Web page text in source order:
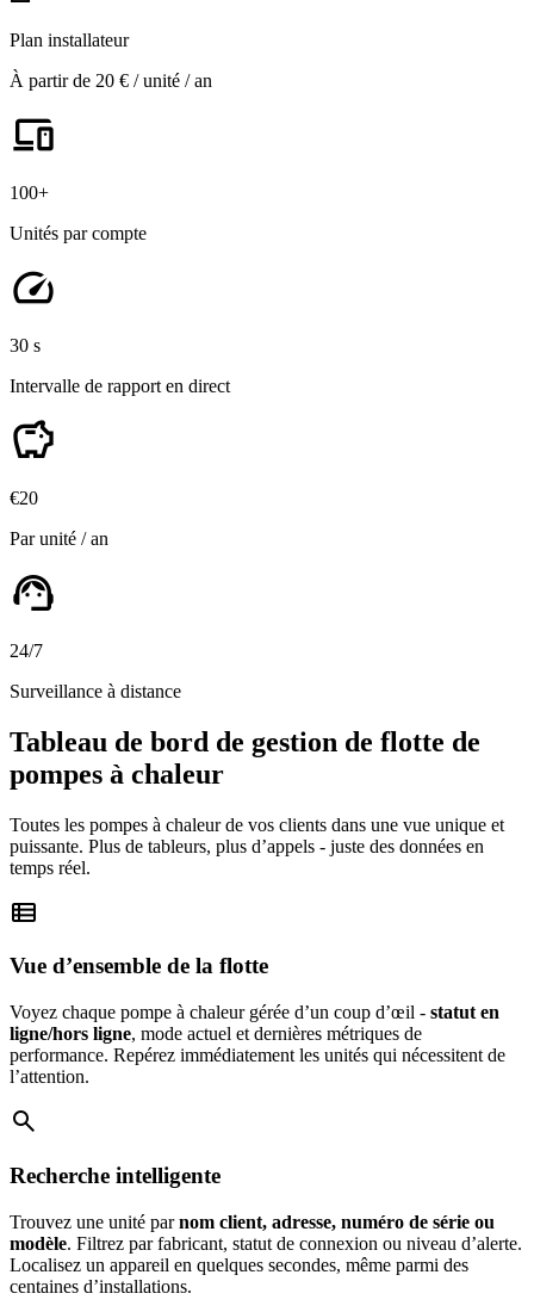
Plan installateur
À partir de 20 € / unité / an
devices
100+
Unités par compte
speed
30 s
Intervalle de rapport en direct
savings
€20
Par unité / an
support_agent
24/7
Surveillance à distance
Tableau de bord de gestion de flotte de
pompes à chaleur
Toutes les pompes à chaleur de vos clients dans une vue unique et
puissante. Plus de tableurs, plus d’appels - juste des données en
temps réel.
view_list
Vue d’ensemble de la flotte
Voyez chaque pompe à chaleur gérée d’un coup d’œil - statut en
ligne/hors ligne, mode actuel et dernières métriques de
performance. Repérez immédiatement les unités qui nécessitent de
l’attention.
search
Recherche intelligente
Trouvez une unité parnom client, adresse, numéro de série ou
modèle. Filtrez par fabricant, statut de connexion ou niveau d’alerte.
Localisez un appareil en quelques secondes, même parmi des
centaines d’installations.